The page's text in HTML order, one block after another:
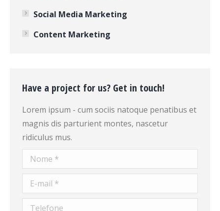
Social Media Marketing
Content Marketing
Have a project for us? Get in touch!
Lorem ipsum - cum sociis natoque penatibus et
magnis dis parturient montes, nascetur
ridiculus mus.
Nome *
E-mail *
Telefone